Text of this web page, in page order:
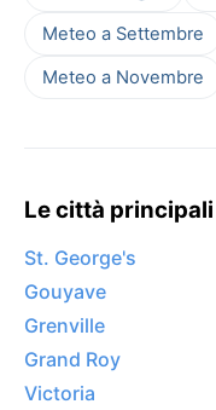
Meteo a Settembre
Meteo a Novembre
Le città
St. George's
Gouyave
Grenville
Grand Roy
Victoria